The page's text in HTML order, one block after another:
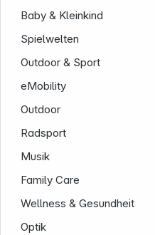
Baby & Kleinkind
Spielwelten
Outdoor & Sport
eMobility
Outdoor
Radsport
Musik
Family Care
Wellness & Gesundheit
Optik